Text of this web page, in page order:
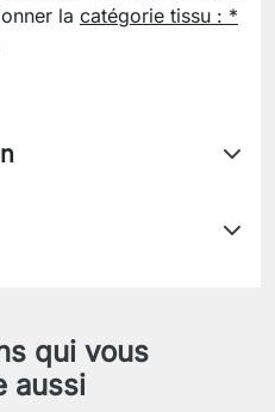
la catégorie tissu : *
qui vous
aussi